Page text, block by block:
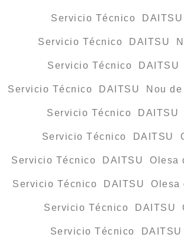
Servicio Técnico
Servicio Técnico DAITSU
Servicio Técnico DAITSU
Servicio Técnico DAITSU Nou de
Servicio Técnico DAITSU
Servicio Técnico DAITSU
Servicio Técnico DAITSU Olesa
Servicio Técnico DAITSU Olesa
Servicio Técnico DAITSU
Servicio Técnico